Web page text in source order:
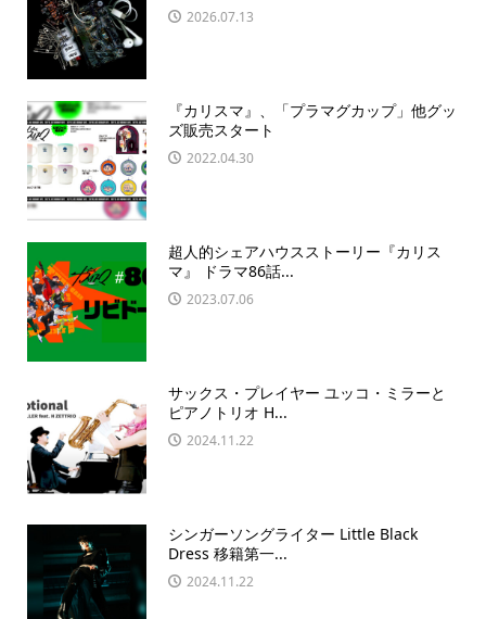
2026.07.13
『カリスマ』、「プラマグカップ」他グッ
ズ販売スタート
2022.04.30
超人的シェアハウスストーリー『カリス
マ』 ドラマ86話...
2023.07.06
サックス・プレイヤー ユッコ・ミラーと
ピアノトリオ H...
2024.11.22
シンガーソングライター Little Black
Dress 移籍第一...
2024.11.22